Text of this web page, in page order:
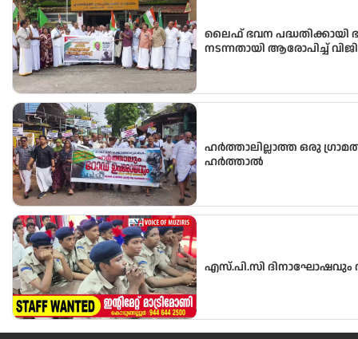
ലൈഫ് ഭവന പദ്ധതിക്കായി
നടന്നതായി ആരോപിച്ച്
ഹർത്താലില്ലാത്ത ഒരു
ഹർത്താൽ
എസ്.പി.സി ദിനാഘോഷവും